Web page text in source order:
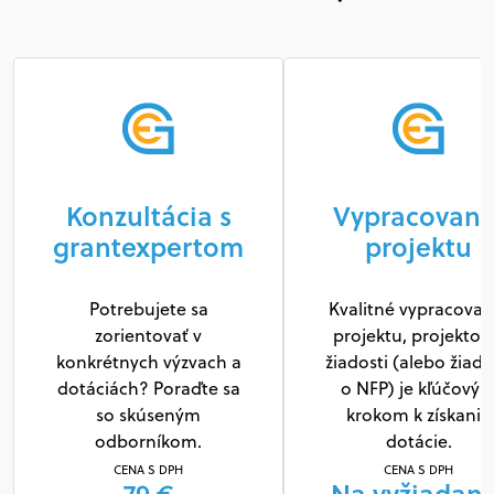
Konzultácia s
grantexpertom
Potrebujete sa
zorientovať v
konkrétnych výzvach a
dotáciách? Poraďte sa
so skúseným
odborníkom.
CENA S DPH
projektu
Kvalitné
projektu,
žiadosti (alebo
o NFP) je
krokom k získaniu
dotácie.
CENA S DPH